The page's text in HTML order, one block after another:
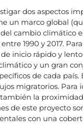
dos aspectos
un marco global
cambio climático
1990 y 2017.
inicio rápido y
y un gran
de cada
migratorios.
la
de este proyecto
con una